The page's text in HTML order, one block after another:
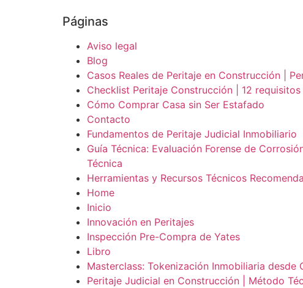
Páginas
Aviso legal
Blog
Casos Reales de Peritaje en Construcción |
Checklist Peritaje Construcción | 12
Cómo Comprar Casa sin Ser Estafado
Contacto
Fundamentos de Peritaje Judicial Inmobiliario
Guía Técnica: Evaluación Forense de
Técnica
Herramientas y Recursos Técnicos
Home
Inicio
Innovación en Peritajes
Inspección Pre-Compra de Yates
Libro
Masterclass: Tokenización Inmobiliaria desde
Peritaje Judicial en Construcción | Método